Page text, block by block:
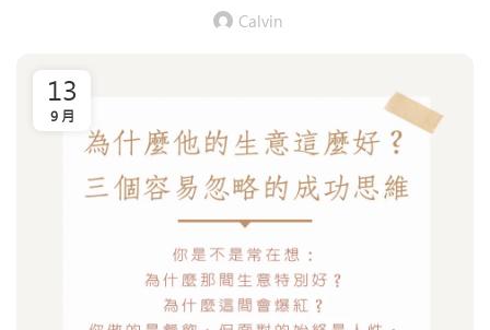
Calvin
13
9 月